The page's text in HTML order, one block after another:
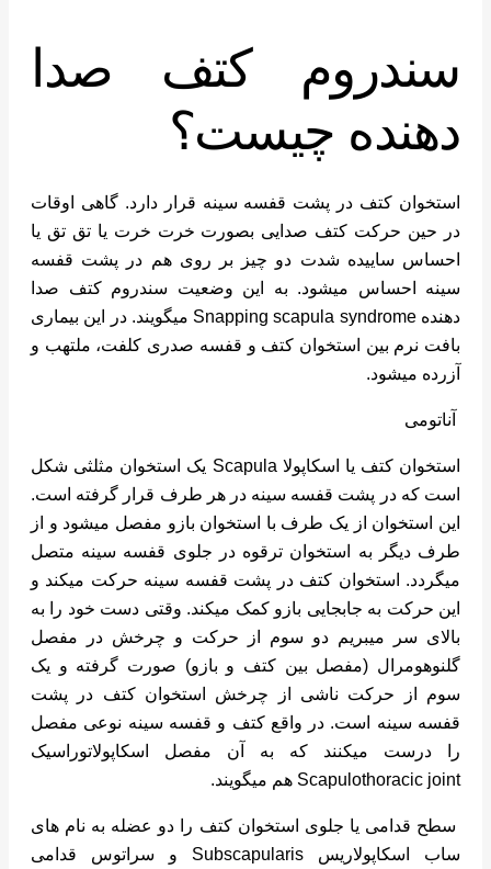
سندروم کتف صدا
دهنده چیست؟
استخوان کتف در پشت قفسه سینه قرار دارد. گاهی اوقات
در حین حرکت کتف صدایی بصورت خرت خرت یا تق تق یا
احساس ساییده شدت دو چیز بر روی هم در پشت قفسه
سینه احساس میشود. به این وضعیت سندروم کتف صدا
دهنده Snapping scapula syndrome میگویند. در این بیماری
بافت نرم بین استخوان کتف و قفسه صدری کلفت، ملتهب و
آزرده میشود.
آناتومی
استخوان کتف یا اسکاپولا Scapula یک استخوان مثلثی شکل
است که در پشت قفسه سینه در هر طرف قرار گرفته است.
این استخوان از یک طرف با استخوان بازو مفصل میشود و از
طرف دیگر به استخوان ترقوه در جلوی قفسه سینه متصل
میگردد. استخوان کتف در پشت قفسه سینه حرکت میکند و
این حرکت به جابجایی بازو کمک میکند. وقتی دست خود را به
بالای سر میبریم دو سوم از حرکت و چرخش در مفصل
گلنوهومرال (مفصل بین کتف و بازو) صورت گرفته و یک
سوم از حرکت ناشی از چرخش استخوان کتف در پشت
قفسه سینه است. در واقع کتف و قفسه سینه نوعی مفصل
را درست میکنند که به آن مفصل اسکاپولاتوراسیک
Scapulothoracic joint هم میگویند.
سطح قدامی یا جلوی استخوان کتف را دو عضله به نام های
ساب اسکاپولاریس Subscapularis و سراتوس قدامی